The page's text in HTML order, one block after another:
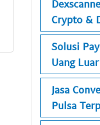
Crypto &
Solusi
Uang
Jasa
Pulsa